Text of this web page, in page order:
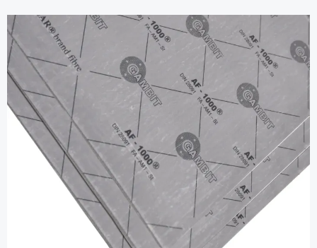
Ga
naar
het
einde
van
de
afbeeldingen-
gallerij